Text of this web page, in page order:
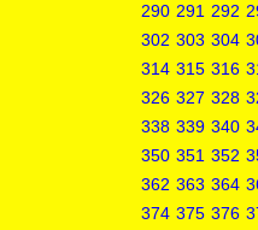
290 291 292
302 303 304
314 315 316
326 327 328
338 339 340
350 351 352
362 363 364
374 375 376